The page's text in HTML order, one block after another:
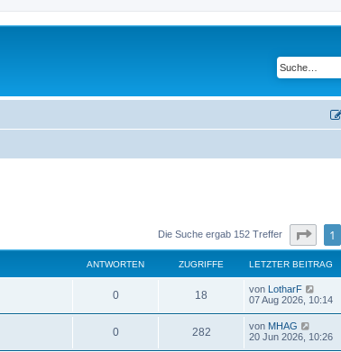
Die Suche ergab 152 Treffer Seite1
ANTWORTEN ZUGRIFFE LETZTER BEITRAG
0 18 von LotharF
07 Aug 2026, 10:14
0 282 von MHAG
20 Jun 2026, 10:26